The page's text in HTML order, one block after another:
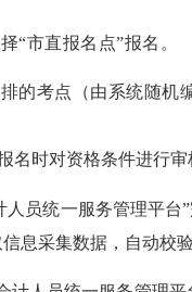
“市直报名点”报名。
的考点（由系统随机
名时对资格条件进行审
人员统一服务管理平
息采集数据，自动校